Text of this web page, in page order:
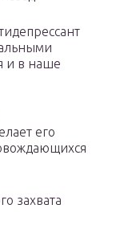
и в наше
его
захвата